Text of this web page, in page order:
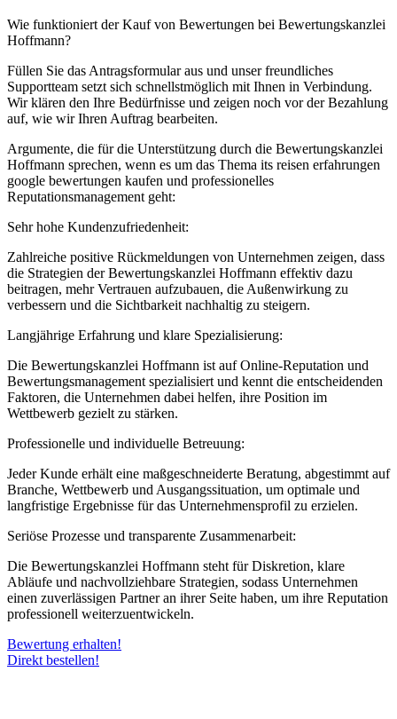
Wie funktioniert der Kauf von Bewertungen bei Bewertungskanzlei
Hoffmann?
Füllen Sie das Antragsformular aus und unser freundliches
Supportteam setzt sich schnellstmöglich mit Ihnen in Verbindung.
Wir klären den Ihre Bedürfnisse und zeigen noch vor der Bezahlung
auf, wie wir Ihren Auftrag bearbeiten.
Argumente, die für die Unterstützung durch die Bewertungskanzlei
Hoffmann sprechen, wenn es um das Thema its reisen erfahrungen
google bewertungen kaufen und professionelles
Reputationsmanagement geht:
Sehr hohe Kundenzufriedenheit:
Zahlreiche positive Rückmeldungen von Unternehmen zeigen, dass
die Strategien der Bewertungskanzlei Hoffmann effektiv dazu
beitragen, mehr Vertrauen aufzubauen, die Außenwirkung zu
verbessern und die Sichtbarkeit nachhaltig zu steigern.
Langjährige Erfahrung und klare Spezialisierung:
Die Bewertungskanzlei Hoffmann ist auf Online-Reputation und
Bewertungsmanagement spezialisiert und kennt die entscheidenden
Faktoren, die Unternehmen dabei helfen, ihre Position im
Wettbewerb gezielt zu stärken.
Professionelle und individuelle Betreuung:
Jeder Kunde erhält eine maßgeschneiderte Beratung, abgestimmt auf
Branche, Wettbewerb und Ausgangssituation, um optimale und
langfristige Ergebnisse für das Unternehmensprofil zu erzielen.
Seriöse Prozesse und transparente Zusammenarbeit:
Die Bewertungskanzlei Hoffmann steht für Diskretion, klare
Abläufe und nachvollziehbare Strategien, sodass Unternehmen
einen zuverlässigen Partner an ihrer Seite haben, um ihre Reputation
professionell weiterzuentwickeln.
Bewertung erhalten!
Direkt bestellen!